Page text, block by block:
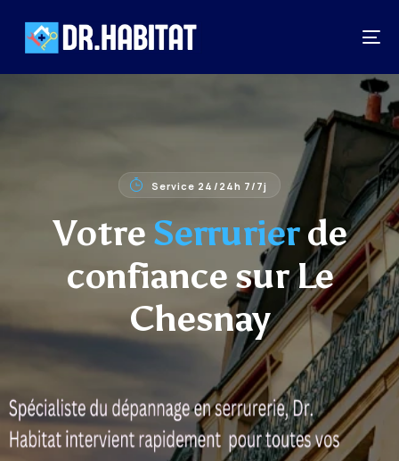
Service 24/24h 7/7j
Votre Serrurier de
confiance sur Le
Chesnay